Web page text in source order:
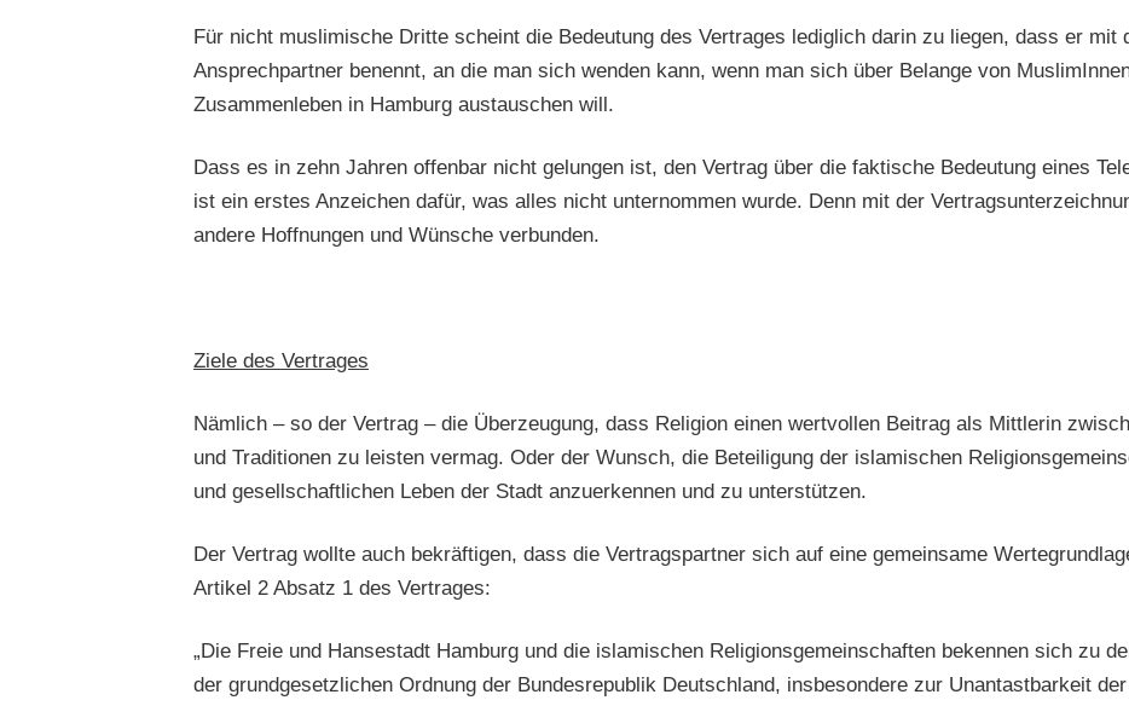
Für nicht muslimische Dritte scheint die Bedeutung des Vertrages lediglich darin zu liegen, dass er mit
Ansprechpartner benennt, an die man sich wenden kann, wenn man sich über Belange von
Zusammenleben in Hamburg austauschen will.
Dass es in zehn Jahren offenbar nicht gelungen ist, den Vertrag über die faktische Bedeutung eines
ist ein erstes Anzeichen dafür, was alles nicht unternommen wurde. Denn mit der
andere Hoffnungen und Wünsche verbunden.
Ziele des Vertrages
Nämlich – so der Vertrag – die Überzeugung, dass Religion einen wertvollen Beitrag als Mittlerin
und Traditionen zu leisten vermag. Oder der Wunsch, die Beteiligung der islamischen
und gesellschaftlichen Leben der Stadt anzuerkennen und zu unterstützen.
Der Vertrag wollte auch bekräftigen, dass die Vertragspartner sich auf eine gemeinsame
Artikel 2 Absatz 1 des Vertrages:
„Die Freie und Hansestadt Hamburg und die islamischen Religionsgemeinschaften bekennen sich zu
der grundgesetzlichen Ordnung der Bundesrepublik Deutschland, insbesondere zur Unantastbarkeit